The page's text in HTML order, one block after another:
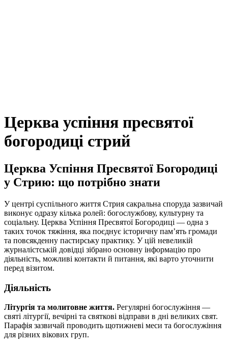
Церква успіння пресвятої
богородиці стрий
Церква Успіння Пресвятої Богородиці
у Стрию: що потрібно знати
У центрі суспільного життя Стрия сакральна споруда зазвичай
виконує одразу кілька ролей: богослужбову, культурну та
соціальну. Церква Успіння Пресвятої Богородиці — одна з
таких точок тяжіння, яка поєднує історичну пам’ять громади
та повсякденну пастирську практику. У цій невеликій
журналістській довідці зібрано основну інформацію про
діяльність, можливі контакти й питання, які варто уточнити
перед візитом.
Діяльність
Літургія та молитовне життя. Регулярні богослужіння —
святі літургії, вечірні та святкові відправи в дні великих свят.
Парафія зазвичай проводить щотижневі меси та богослужіння
для різних вікових груп.